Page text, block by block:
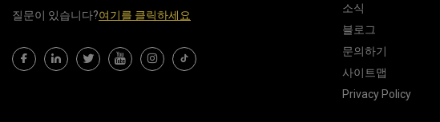
질문이 있습니다?여기를 클릭하세요
소식
블로그
문의하기
사이트맵
Privacy Policy